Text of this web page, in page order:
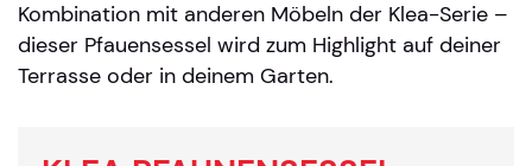
Kombination mit anderen Möbeln der Klea-Serie –
dieser Pfauensessel wird zum Highlight auf deiner
Terrasse oder in deinem Garten.